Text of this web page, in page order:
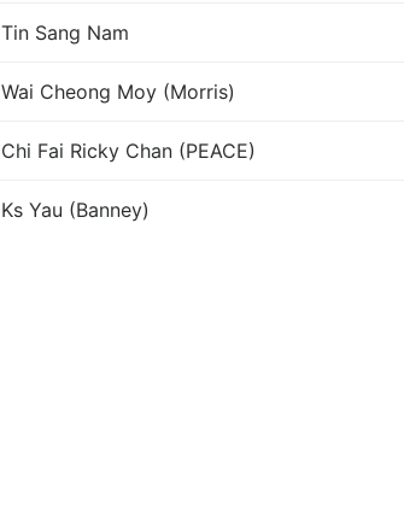
Tin Sang Nam
Wai Cheong Moy (Morris)
Chi Fai Ricky Chan (PEACE)
Ks Yau (Banney)